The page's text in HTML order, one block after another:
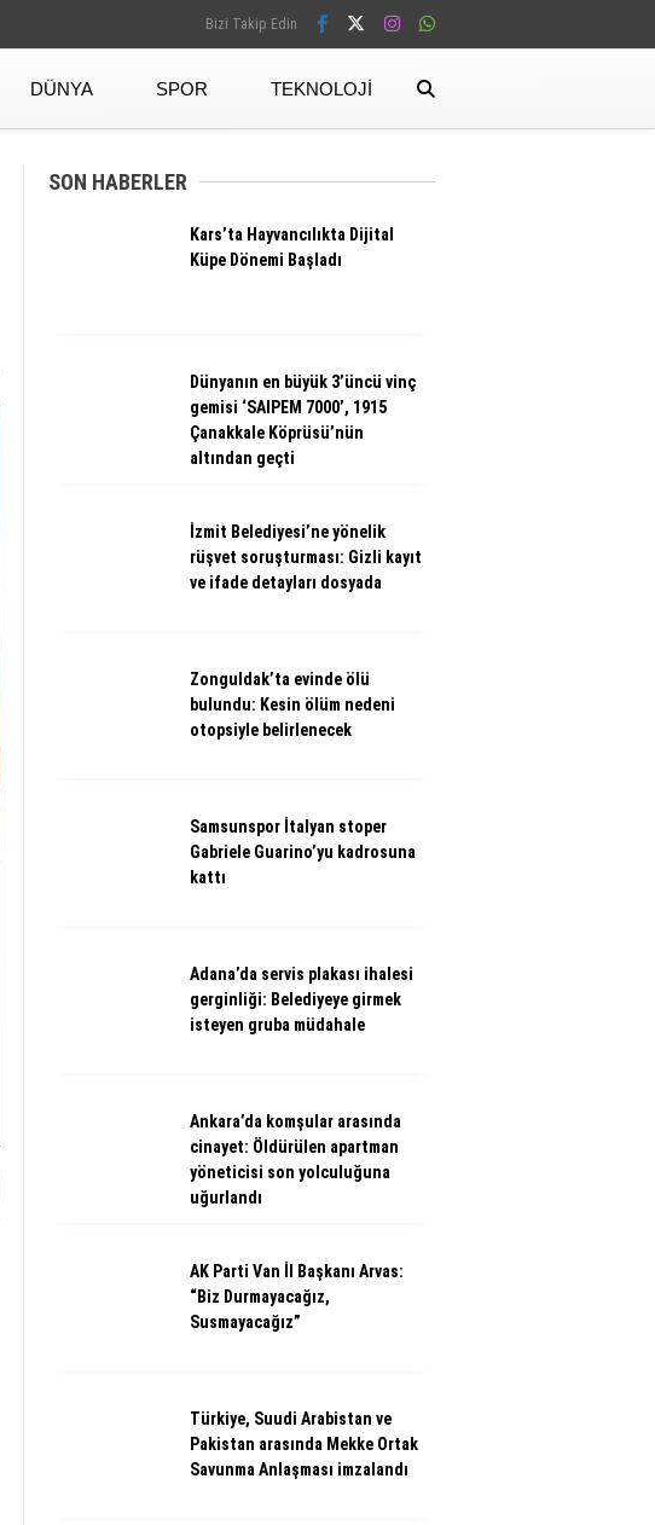
Bizi Takip Edin
DÜNYA SPOR TEKNOLOJI
SON HABERLER
Kars’ta Hayvancılıkta Dijital
Küpe Dönemi Başladı
Dünyanın en büyük 3’üncü vinç
gemisi ‘SAIPEM 7000’, 1915
Çanakkale Köprüsü’nün
altından geçti
İzmit Belediyesi’ne yönelik
rüşvet soruşturması: Gizli kayıt
ve ifade detayları dosyada
Zonguldak’ta evinde ölü
bulundu: Kesin ölüm nedeni
otopsiyle belirlenecek
Samsunspor İtalyan stoper
Gabriele Guarino’yu kadrosuna
kattı
Adana’da servis plakası ihalesi
gerginliği: Belediyeye girmek
isteyen gruba müdahale
Ankara’da komşular arasında
cinayet: Öldürülen apartman
yöneticisi son yolculuğuna
uğurlandı
AK Parti Van İl Başkanı Arvas:
“Biz Durmayacağız,
Susmayacağız”
Türkiye, Suudi Arabistan ve
Pakistan arasında Mekke Ortak
Savunma Anlaşması imzalandı